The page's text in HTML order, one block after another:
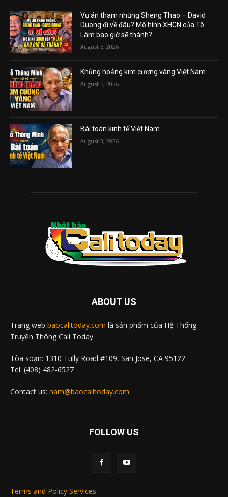
Vụ án tham nhũng Sheng Thao – David
Duong đi về đâu? Mô hình XHCN của Tô
Lâm bao giờ sẽ thành?
August 5, 2026
Khủng hoảng kim cương vàng Việt Nam
August 5, 2026
Bài toán kinh tế Việt Nam
August 3, 2026
ABOUT US
Trang web baocalitoday.com là sản phẩm của Hệ Thống
Truyền Thông Cali Today
Tòa soạn: 1310 Tully Road #109, San Jose, CA 95122
Tel: (408) 482-6527
Contact us: nam@baocalitoday.com
FOLLOW US
Terms and Policy Services